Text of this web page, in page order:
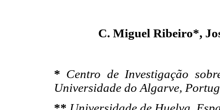
C. Miguel Ribeiro*,
* Centro de Investigação
Universidade do Algarve,